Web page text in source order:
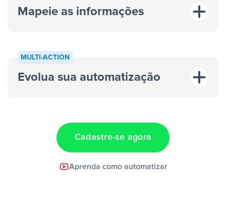
“A cada resposta em um anúncio”
Mapeie as informações
MULTI-ACTION
Evolua sua automatização
Cadastre-se agora
Aprenda como automatizar